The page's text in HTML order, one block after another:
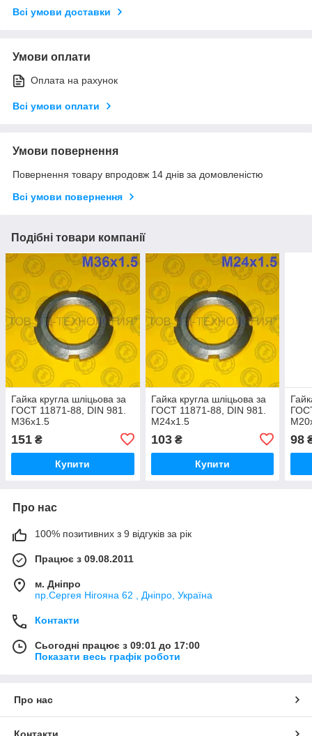
Всі умови доставки
Умови оплати
Оплата на рахунок
Всі умови оплати
Умови повернення
Повернення товару впродовж 14 днів за домовленістю
Всі умови повернення
Подібні товари компанії
Гайка кругла шліцьова за
ГОСТ 11871-88, DIN 981.
М36х1.5
151 ₴
Купити
Гайка кругла шліцьова за
ГОСТ 11871-88, DIN 981.
М24х1.5
103₴
Купити
98
Про нас
100% позитивних з 9 відгуків за рік
Працює з 09.08.2011
м. Дніпро
пр.Сергея Нігояна 62 , Дніпро, Україна
Контакти
Сьогодні працює з 09:01 до 17:00
Показати весь графік роботи
Про нас